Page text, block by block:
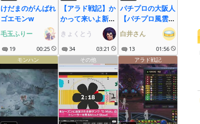
けだまのがんばれ
ゴエモンw
毛玉ふりー
19 00:25
【アラド戦記】か
かって来いよ新シ
ーズン！
きょくとう
34 03:21
パチプロの大阪人
【パチプロ風雲録
5】
白井さん
13
01:56
モンハン その他 アラド戦記